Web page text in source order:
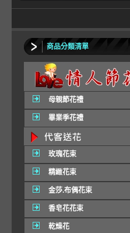
商品分類清單
母親節花禮
畢業季花禮
玫瑰花束
精緻花束
金莎.布偶花束
香皂花花束
乾燥花